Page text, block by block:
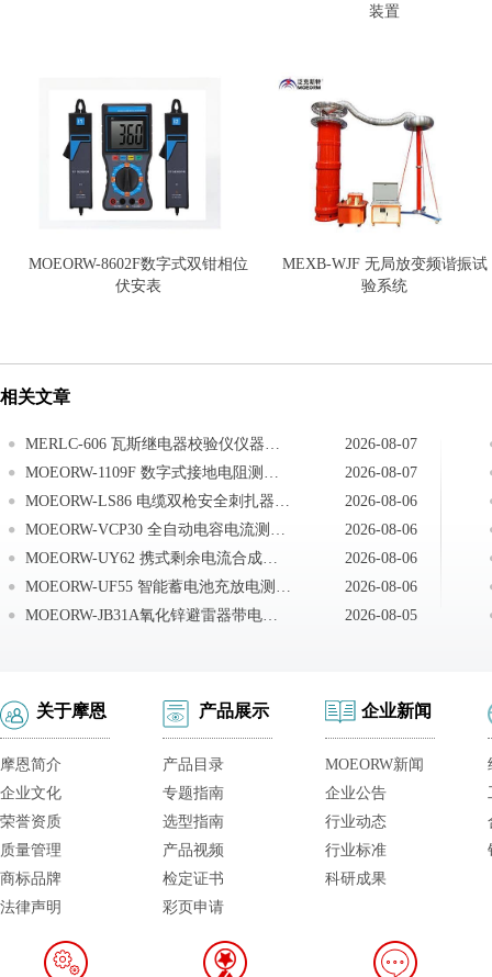
装置
MOEORW-8602F数字式双钳相位
伏安表
MEXB-WJF 无局放变频谐振试
验系统
相关文章
MERLC-606 瓦斯继电器校验仪仪器的维护
2026-08-07
MOEORW-1109F 数字式接地电阻测试仪安全规则及注意事项
2026-08-07
MOEORW-LS86 电缆双枪安全刺扎器空试扎实验
2026-08-06
MOEORW-VCP30 全自动电容电流测试仪试验前准备
2026-08-06
MOEORW-UY62 携式剩余电流合成测试仪检测交流系统总剩余电流
2026-08-06
MOEORW-UF55 智能蓄电池充放电测试仪故障排查方式
2026-08-06
MOEORW-JB31A氧化锌避雷器带电测试仪注意事项
2026-08-05
关于摩恩
摩恩简介
企业文化
荣誉资质
质量管理
商标品牌
法律声明
产品展示
产品目录
专题指南
选型指南
产品视频
检定证书
彩页申请
企业新闻
MOEORW新闻
企业公告
行业动态
行业标准
科研成果